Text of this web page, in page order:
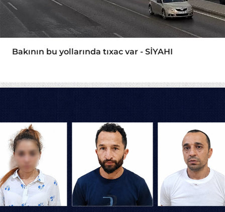
Bakının bu yollarında tıxac var - SİYAHI